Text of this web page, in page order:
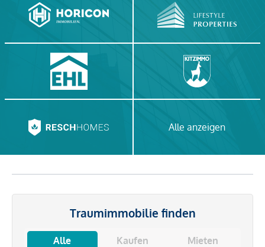
Alle anzeigen
Traumimmobilie finden
Alle Kaufen Mieten